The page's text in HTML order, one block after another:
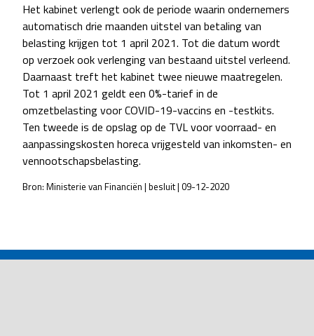
Het kabinet verlengt ook de periode waarin ondernemers
automatisch drie maanden uitstel van betaling van
belasting krijgen tot 1 april 2021. Tot die datum wordt
op verzoek ook verlenging van bestaand uitstel verleend.
Daarnaast treft het kabinet twee nieuwe maatregelen.
Tot 1 april 2021 geldt een 0%-tarief in de
omzetbelasting voor COVID-19-vaccins en -testkits.
Ten tweede is de opslag op de TVL voor voorraad- en
aanpassingskosten horeca vrijgesteld van inkomsten- en
vennootschapsbelasting.
Bron: Ministerie van Financiën | besluit | 09-12-2020
NAVIGATION